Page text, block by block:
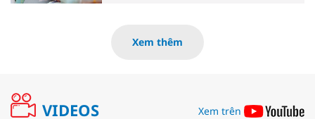
Xem thêm
VIDEOS Xem trên